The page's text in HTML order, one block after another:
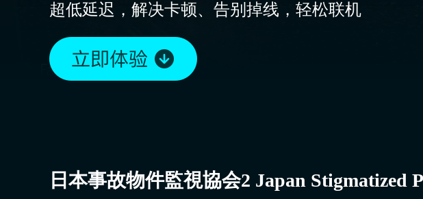
超低延迟，解决卡顿、告别掉线，轻松联机
日本事故物件監視協会2 Japan Stigmatized